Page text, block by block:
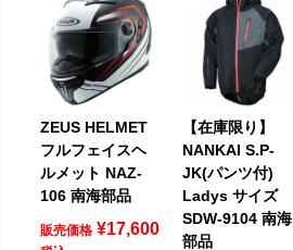
ZEUS HELMET
フルフェイスヘ
ルメット NAZ-
106 南海部品
販売価格 ¥17,600
【在庫限り】
NANKAI S.P-
JK(パンツ付)
Ladys サイズ
SDW-9104 南海
部品